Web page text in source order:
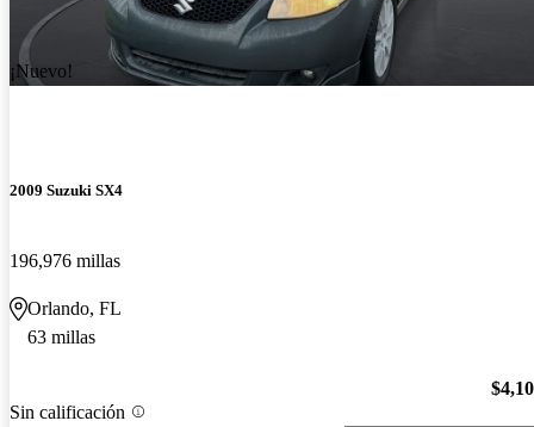
¡Nuevo!
2009 Suzuki SX4
196,976 millas
Orlando, FL
63 millas
Sin calificación